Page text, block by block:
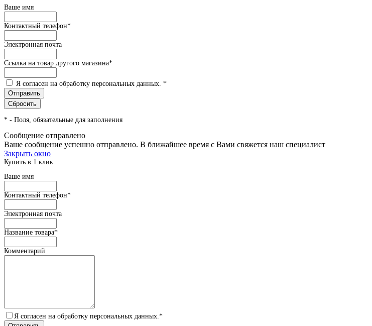
Ваше имя
Контактный телефон*
Электронная почта
Ссылка на товар другого магазина*
Я согласен на обработку персональных данных. *
* - Поля, обязательные для заполнения
Сообщение отправлено
Ваше сообщение успешно отправлено. В ближайшее время с Вами свяжется наш специалист
Закрыть окно
Купить в 1 клик
Ваше имя
Контактный телефон*
Электронная почта
Название товара*
Комментарий
Я согласен на обработку персональных данных.*